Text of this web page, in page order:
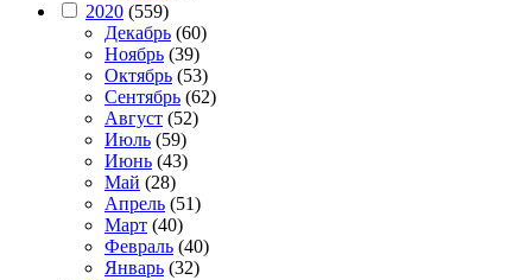
2020 (559)
Декабрь (60)
Ноябрь (39)
Октябрь (53)
Сентябрь (62)
Август (52)
Июль (59)
Июнь (43)
Май (28)
Апрель (51)
Март (40)
Февраль (40)
Январь (32)